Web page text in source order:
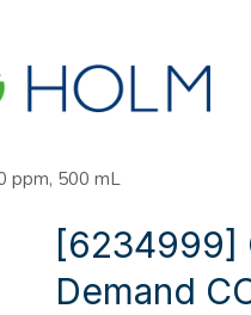
ppm, 500 mL
[6234999]
Demand